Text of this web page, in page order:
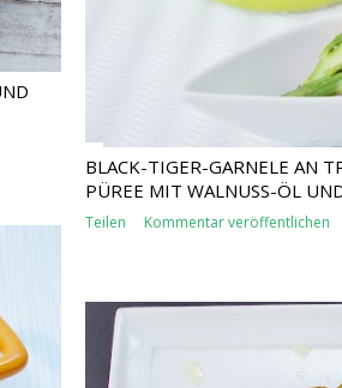
BLACK-TIGER-GARNELE AN
PÜREE MIT WALNUSS-ÖL
Teilen Kommentar veröffentlichen